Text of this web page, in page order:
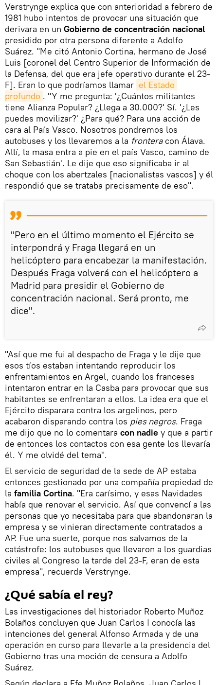
Verstrynge explica que con anterioridad a febrero de
1981 hubo intentos de provocar una situación que
derivara en un Gobierno de concentración nacional
presidido por otra persona diferente a Adolfo
Suárez. "Me citó Antonio Cortina, hermano de José
Luis [coronel del Centro Superior de Información de
la Defensa, del que era jefe operativo durante el 23-
F]. Eran lo que podríamos llamar el Estado
profundo . "Y me pregunta: '¿Cuántos militantes
tiene Alianza Popular? ¿Llega a 30.000?' Sí. '¿Les
puedes movilizar?' ¿Para qué? Para una acción de
cara al País Vasco. Nosotros pondremos los
autobuses y los llevaremos a la fronteracon Álava.
Allí, la masa entra a pie en el país Vasco, camino de
San Sebastián'. Le dije que eso significaba ir al
choque con los abertzales [nacionalistas vascos] y él
respondió que se trataba precisamente de eso".
"Pero en el último momento el Ejército se
interpondrá y Fraga llegará en un
helicóptero para encabezar la manifestación.
Después Fraga volverá con el helicóptero a
Madrid para presidir el Gobierno de
concentración nacional. Será pronto, me
dice".
"Así que me fui al despacho de Fraga y le dije que
esos tíos estaban intentando reproducir los
enfrentamientos en Argel, cuando los franceses
intentaron entrar en la Casba para provocar que sus
habitantes se enfrentaran a ellos. La idea era que el
Ejército disparara contra los argelinos, pero
acabaron disparando contra los pies negros. Fraga
me dijo que no lo comentara con nadie y que a partir
de entonces los contactos con esa gente los llevaría
él. Y me olvidé del tema".
El servicio de seguridad de la sede de AP estaba
entonces gestionado por una compañía propiedad de
la familia Cortina. "Era carísimo, y esas Navidades
había que renovar el servicio. Así que convencí a las
personas que yo necesitaba para que abandonaran la
empresa y se vinieran directamente contratados a
AP. Fue una suerte, porque nos salvamos de la
catástrofe: los autobuses que llevaron a los guardias
civiles al Congreso la tarde del 23-F, eran de esta
empresa", recuerda Verstrynge.
¿Qué sabía el rey?
Las investigaciones del historiador Roberto Muñoz
Bolaños concluyen que Juan Carlos I conocía las
intenciones del general Alfonso Armada y de una
operación en curso para llevarle a la presidencia del
Gobierno tras una moción de censura a Adolfo
Suárez.